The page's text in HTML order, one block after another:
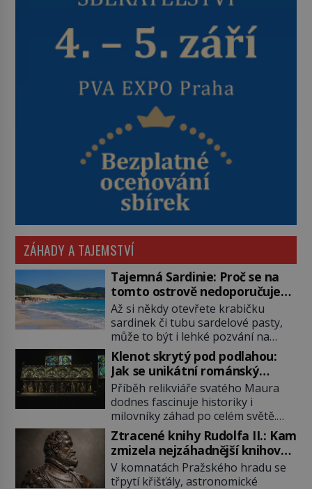
ZÁHADY A TAJEMSTVÍ
Tajemná Sardinie: Proč se na
tomto ostrově nedoporučuje
pytlovat „mořské brambory“?
Až si někdy otevřete krabičku
sardinek či tubu sardelové pasty,
může to být i lehké pozvání na
cestu do srdce Středozemního
moře, na ostrov hrdých Sardů.
Věděli jste, že to byl právě italský
ostrov Sardinie, jenž těmto
produktům moře propůjčil své
jméno. Co dalšího je pro Sardinii
typické a pro Středoevropana
zajímavé? Na mapách má […]
Klenot skrytý pod podlahou:
Jak se unikátní románský
poklad dostal do zapadlého
Bečova?
Příběh relikviáře svatého Maura
dodnes fascinuje historiky i
milovníky záhad po celém světě.
Tato románská zlatnická památka
ze 13. století je po českých
korunovačních klenotech druhým
nejcennějším movitým majetkem v
České republice. Přestože byl
Ztracené knihy Rudolfa II.: Kam
zmizela nejzáhadnější knihovna
Evropy?
V komnatách Pražského hradu se
třpytí křišťály, astronomické